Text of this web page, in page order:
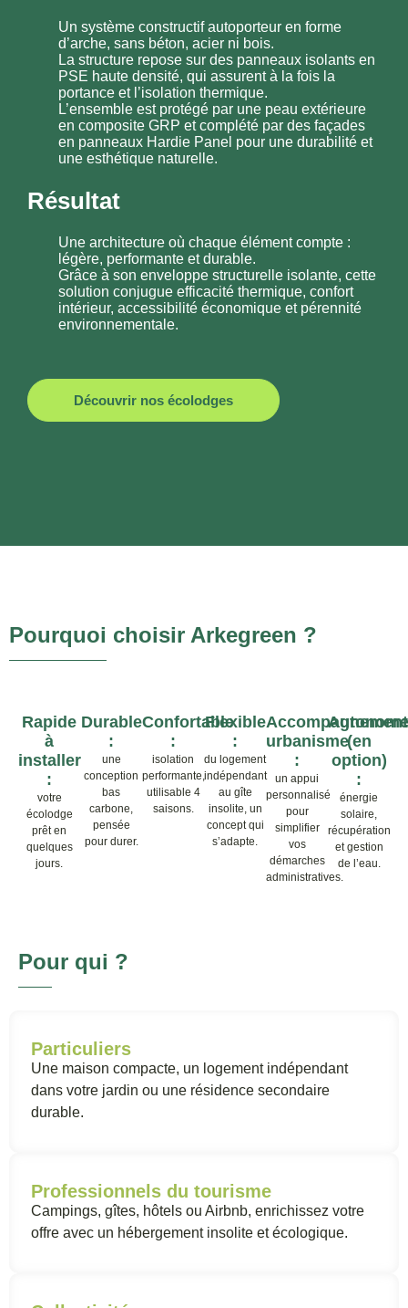
Un système constructif autoporteur en forme
d’arche, sans béton, acier ni bois.
La structure repose sur des panneaux isolants en
PSE haute densité, qui assurent à la fois la
portance et l’isolation thermique.
L’ensemble est protégé par une peau extérieure
en composite GRP et complété par des façades
en panneaux Hardie Panel pour une durabilité et
une esthétique naturelle.
Résultat
Une architecture où chaque élément compte :
légère, performante et durable.
Grâce à son enveloppe structurelle isolante, cette
solution conjugue efficacité thermique, confort
intérieur, accessibilité économique et pérennité
environnementale.
Découvrir nos écolodges
Pourquoi choisir Arkegreen ?
Rapide
à
installer
:
votre
écolodge
prêt en
quelques
jours.
Durable
:
une
conception
bas
carbone,
pensée
pour durer.
Confortable
:
isolation
performante,
utilisable 4
saisons.
Flexible
:
du logement
indépendant
au gîte
insolite, un
concept qui
s’adapte.
Accompagnement
urbanisme
:
un appui
personnalisé
pour
simplifier
vos
démarches
administratives.
Autonome
(en
option)
:
énergie
solaire,
récupération
et gestion
de l’eau.
Pour qui ?
Particuliers
Une maison compacte, un logement indépendant
dans votre jardin ou une résidence secondaire
durable.
Professionnels du tourisme
Campings, gîtes, hôtels ou Airbnb, enrichissez votre
offre avec un hébergement insolite et écologique.